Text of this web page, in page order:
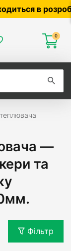
в розробці
0
—
та
Фільтр